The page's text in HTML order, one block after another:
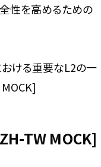
性を高めるための
おける重要なL2の一
TW MOCK]